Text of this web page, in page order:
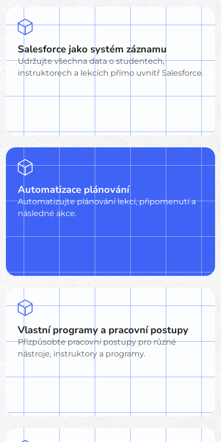
Salesforce jako systém záznamu
Udržujte všechna data o studentech,
instruktorech a lekcích přímo uvnitř Salesforce.
Automatizace plánování
Automatizujte plánování lekcí, připomenutí a
následné akce.
Vlastní programy a pracovní postupy
Přizpůsobte pracovní postupy pro různé
nástroje, instruktory a programy.